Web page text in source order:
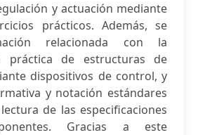
y actuación mediante
prácticos. Además, se
relacionada con la
práctica de estructuras de
dispositivos de control, y
y notación estándares
de las especificaciones
Gracias a este